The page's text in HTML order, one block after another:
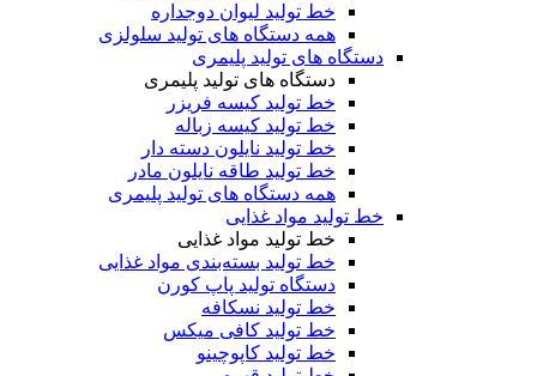
خط تولید لیوان دوجداره
همه دستگاه های تولید سلولزی
دستگاه های تولید پلیمری
دستگاه های تولید پلیمری
خط تولید کیسه فریزر
خط تولید کیسه زباله
خط تولید نایلون دسته دار
خط تولید طاقه نایلون مادر
همه دستگاه های تولید پلیمری
خط تولید مواد غذایی
خط تولید مواد غذایی
خط تولید بسته‌بندی مواد غذایی
دستگاه تولید پاپ کورن
خط تولید نسکافه
خط تولید کافی میکس
خط تولید کاپوچینو